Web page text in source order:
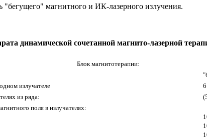
"бегущего" магнитного и ИК-лазерного излучения.
динамической сочетанной магнито-лазерной
Блок магнитотерапии:
излучателе
из ряда:
поля в излучателях: